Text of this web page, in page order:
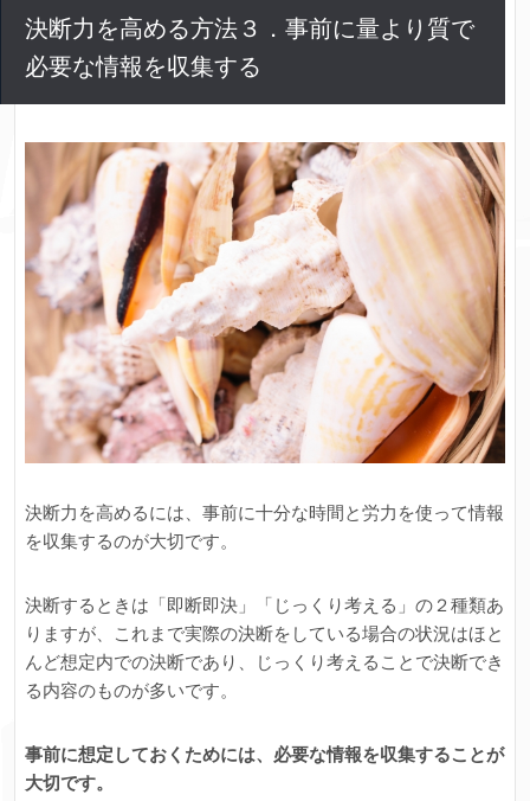
決断力を高める方法３．事前に量より質で
必要な情報を収集する
決断力を高めるには、事前に十分な時間と労力を使って情報
を収集するのが大切です。
決断するときは「即断即決」「じっくり考える」の２種類あ
りますが、これまで実際の決断をしている場合の状況はほと
んど想定内での決断であり、じっくり考えることで決断でき
る内容のものが多いです。
事前に想定しておくためには、必要な情報を収集することが
大切です。